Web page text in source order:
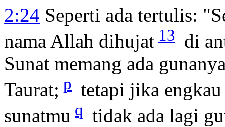
2:24 Seperti ada tertulis:
nama Allah dihujat 13 di
Sunat memang ada
Taurat; p tetapi jika
sunatmu q tidak ada lagi